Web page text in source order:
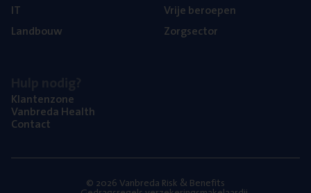
IT
Land­bouw
Vrije beroe­pen
Zorg­sec­tor
Klan­ten­zo­ne
Van­b­re­da Health
Con­tact
© 2026 Vanbreda Risk & Benefits